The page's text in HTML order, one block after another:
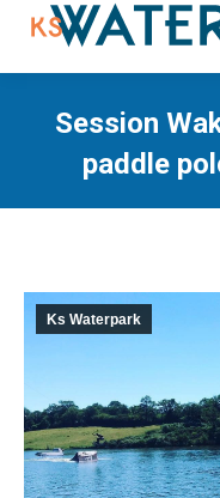
Session
paddle
Ks Waterpark